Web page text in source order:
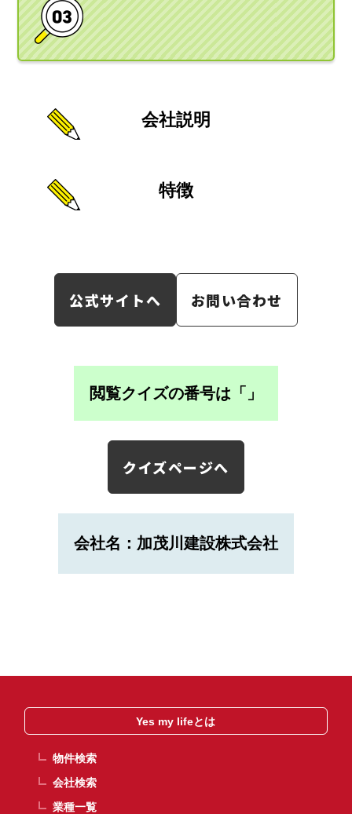
会社説明
特徴
公式サイトへ お問い合わせ
閲覧クイズの番号は「 」
クイズページへ
会社名：加茂川建設株式会社
Yes my lifeとは
物件検索
会社検索
業種一覧